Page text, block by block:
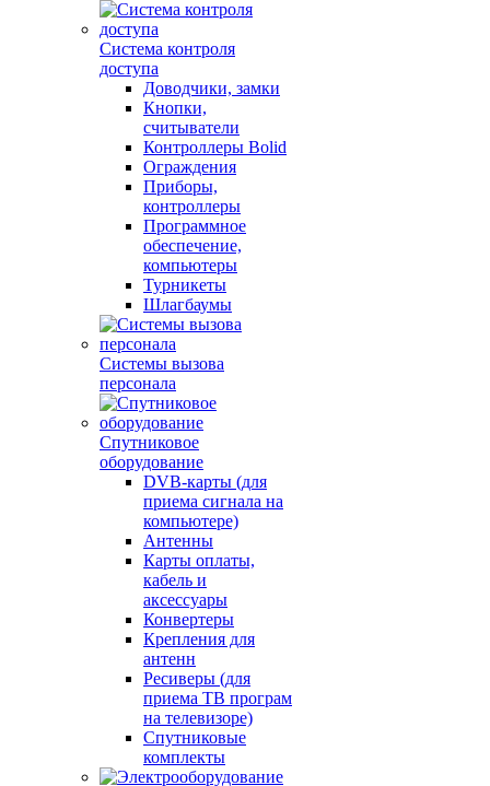
Система контроля
доступа
Доводчики, замки
Кнопки,
считыватели
Контроллеры Bolid
Ограждения
Приборы,
контроллеры
Программное
обеспечение,
компьютеры
Турникеты
Шлагбаумы
Системы вызова
персонала
Спутниковое
оборудование
DVB-карты (для
приема сигнала на
компьютере)
Антенны
Карты оплаты,
кабель и
аксессуары
Конвертеры
Крепления для
антенн
Ресиверы (для
приема ТВ програм
на телевизоре)
Спутниковые
комплекты